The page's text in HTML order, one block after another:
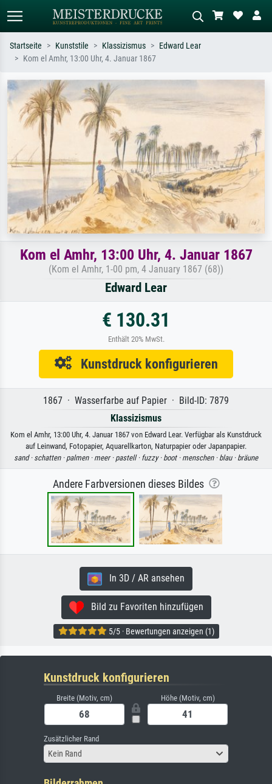
Suchen Sie nach Künstlern, Werktiteln
oder Stilen – z.B. Monet,
Sternennacht, Impressionismus, Welle
Hokusai, Akt.
Wiese, Abstrakt mit viel Rot, Dunkles
Ölgemälde, Stehender Akt neben einem
Startseite Kunststile Klassizismus
Edward Lear
Kom el Amhr, 13:00 Uhr, 4. Januar 1867
Kom el Amhr, 13:00 Uhr, 4. Januar 1867
(Kom el Amhr, 1-00 pm, 4 January 1867 (68))
Edward Lear
€ 130.31
Enthält 20% MwSt.
Kunstdruck konfigurieren
1867 · Wasserfarbe auf Papier · Bild-ID: 7879
Klassizismus
Kom el Amhr, 13:00 Uhr, 4. Januar 1867 von Edward Lear. Verfügbar als Kunstdruck
auf Leinwand, Fotopapier, Aquarellkarton, Naturpapier oder Japanpapier.
sand · schatten · palmen · meer · pastell · fuzzy · boot · menschen · blau · bräune
Andere Farbversionen dieses Bildes
In 3D / AR ansehen
Bild zu Favoriten hinzufügen
5/5 · Bewertungen anzeigen (1)
Kunstdruck konfigurieren
Breite (Motiv, cm) Höhe (Motiv, cm)
Zusätzlicher Rand
Kein Rand